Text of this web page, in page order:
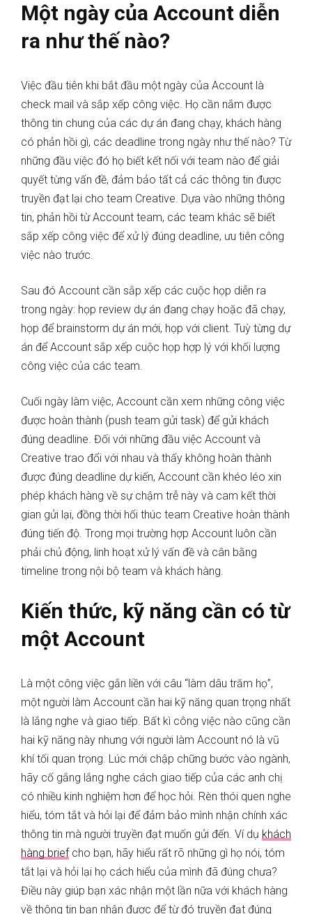
Một ngày của Account diễn
ra như thế nào?
Việc đầu tiên khi bắt đầu một ngày của Account là
check mail và sắp xếp công việc. Họ cần nắm được
thông tin chung của các dự án đang chạy, khách hàng
có phản hồi gì, các deadline trong ngày như thế nào? Từ
những đầu việc đó họ biết kết nối với team nào để giải
quyết từng vấn đề, đảm bảo tất cả các thông tin được
truyền đạt lại cho team Creative. Dựa vào những thông
tin, phản hồi từ Account team, các team khác sẽ biết
sắp xếp công việc để xử lý đúng deadline, ưu tiên công
việc nào trước.
Sau đó Account cần sắp xếp các cuộc họp diễn ra
trong ngày: họp review dự án đang chạy hoặc đã chạy,
họp để brainstorm dự án mới, họp với client. Tuỳ từng dự
án để Account sắp xếp cuộc họp hợp lý với khối lượng
công việc của các team.
Cuối ngày làm việc, Account cần xem những công việc
được hoàn thành (push team gửi task) để gửi khách
đúng deadline. Đối với những đầu việc Account và
Creative trao đổi với nhau và thấy không hoàn thành
được đúng deadline dự kiến, Account cần khéo léo xin
phép khách hàng về sự chậm trễ này và cam kết thời
gian gửi lại, đồng thời hối thúc team Creative hoàn thành
đúng tiến độ. Trong mọi trường hợp Account luôn cần
phải chủ động, linh hoạt xử lý vấn đề và cân bằng
timeline trong nội bộ team và khách hàng.
Kiến thức, kỹ năng cần có từ
một Account
Là một công việc gắn liền với câu “làm dâu trăm họ”,
một người làm Account cần hai kỹ năng quan trọng nhất
là lắng nghe và giao tiếp. Bất kì công việc nào cũng cần
hai kỹ năng này nhưng với người làm Account nó là vũ
khí tối quan trọng. Lúc mới chập chững bước vào ngành,
hãy cố gắng lắng nghe cách giao tiếp của các anh chị
có nhiều kinh nghiệm hơn để học hỏi. Rèn thói quen nghe
hiểu, tóm tắt và hỏi lại để đảm bảo mình nhận chính xác
thông tin mà người truyền đạt muốn gửi đến. Ví dụ khách
hàng brief cho bạn, hãy hiểu rất rõ những gì họ nói, tóm
tắt lại và hỏi lại họ cách hiểu của mình đã đúng chưa?
Điều này giúp bạn xác nhận một lần nữa với khách hàng
về thông tin bạn nhận được để từ đó truyền đạt đúng